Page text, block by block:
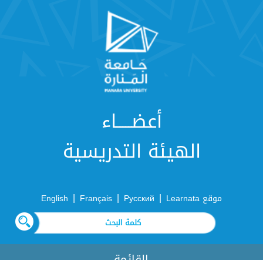
أعضـــــاء
الهيئة التدريسية
موقع Learnata |
Русский
|
Français
|
English